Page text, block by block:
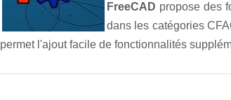
FreeCAD propose des
dans les catégories
permet l'ajout facile de fonctionnalités